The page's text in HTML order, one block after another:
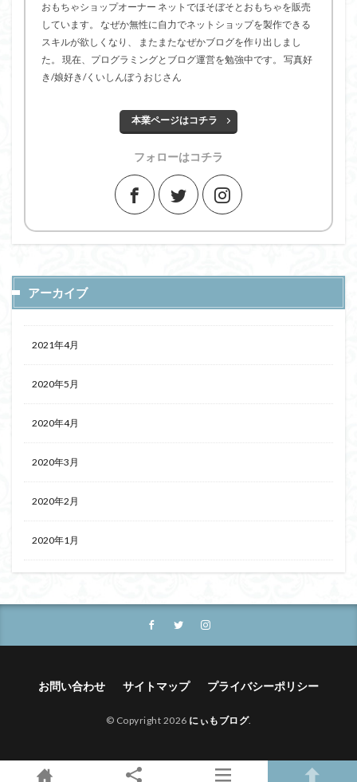
おもちゃショップオーナー ネットでほそぼそとおもちゃを販売
しています。 なぜか無性に自力でネットショップを製作できる
スキルが欲しくなり、 またまたなぜかブログを作り出しまし
た。 現在、プログラミングとブログ運営を勉強中です。 写真好
き/娘好き/くいしんぼうおじさん
本業ページはコチラ
フォローはコチラ
アーカイブ
2021年4月
2020年5月
2020年4月
2020年3月
2020年2月
2020年1月
お問い合わせ サイトマップ プライバシーポリシー
© Copyright 2026 にぃもブログ.